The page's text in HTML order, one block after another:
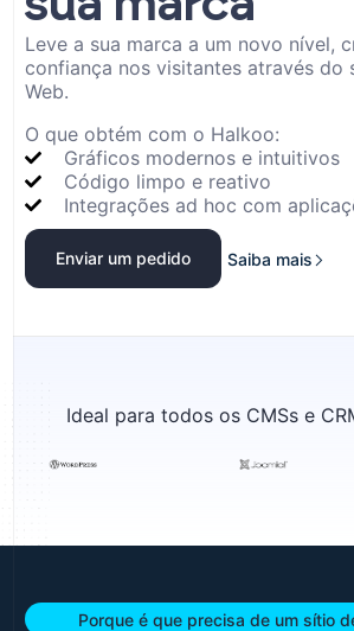
Leve a sua marca a um novo nível,
confiança nos visitantes através do
Web.
O que obtém com o Halkoo:
Gráficos modernos e intuitivos
Código limpo e reativo
Integrações ad hoc com
Enviar um pedido Saiba mais
Ideal para todos os CMSs e
Porque é que precisa de um sítio